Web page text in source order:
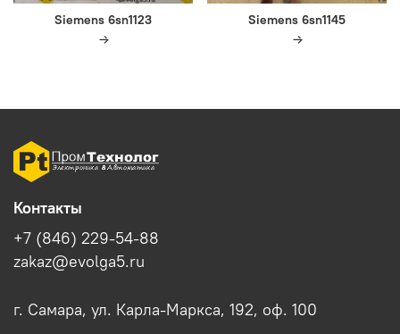
Siemens 6sn1123 Siemens 6sn1145
Контакты
+7 (846) 229-54-88
zakaz@evolga5.ru
г. Самара, ул. Карла-Маркса, 192, оф. 100